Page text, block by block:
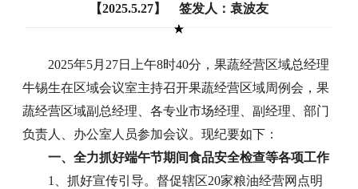
【2025.5.27】 签发人：袁波友
2025年5月27日上午8时40分，果蔬经营区域总经理
牛锡生在区域会议室主持召开果蔬经营区域周例会，果
蔬经营区域副总经理、各专业市场经理、副经理、部门
负责人、办公室人员参加会议。现纪要如下：
一、全力抓好端午节期间食品安全检查等各项工作
1、抓好宣传引导。督促辖区20家粮油经营网点明